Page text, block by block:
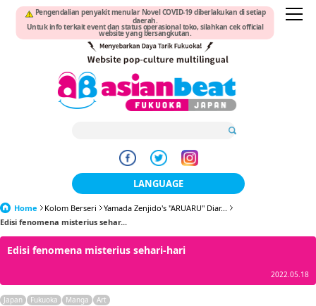
Pengendalian penyakit menular Novel COVID-19 diberlakukan di setiap
daerah.
Untuk info terkait event dan status operasional toko, silahkan cek official
website yang bersangkutan.
LANGUAGE
日本語
한국어
Home Kolom Berseri
Yamada Zenjido's "ARUARU" Diar...
Edisi fenomena misterius sehar...
Edisi fenomena misterius sehari-hari
2022.05.18
Japan Fukuoka Manga Art